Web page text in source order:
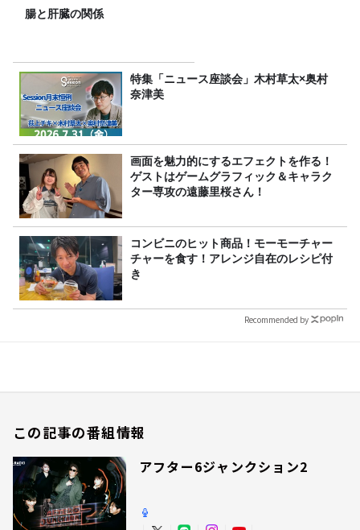
腸と肝臓の関係
特集「ニュース座談会」木村草太×奥村
奈津美
画面を魅力的にするエフェクトを作る！
ゲストはゲームグラフィック＆キャラク
ター専攻の遠藤里桜さん！
コンビニのヒット商品！モーモーチャー
チャーを食す！アレンジ自在のレシピ付
き
Recommended by
この記事の番組情報
アフター6ジャンクション2